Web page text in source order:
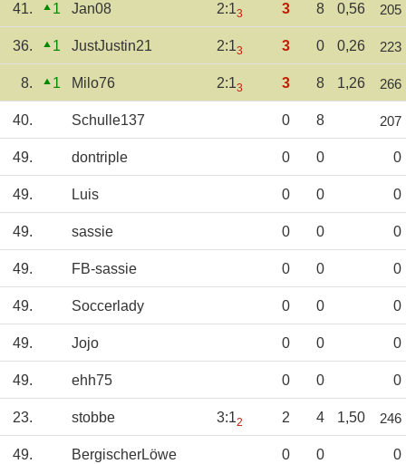
41. 1 Jan08 2:13 3 8 0,56 205
36. 1 JustJustin21 2:13 3 0 0,26 223
8. 1 Milo76 2:13 3 8 1,26 266
40. Schulle137 0 8 207
49. dontriple 0 0 0
49. Luis 0 0 0
49. sassie 0 0 0
49. FB-sassie 0 0 0
49. Soccerlady 0 0 0
49. Jojo 0 0 0
49. ehh75 0 0 0
23. stobbe 3:12 2 4 1,50 246
49. BergischerLöwe 0 0 0